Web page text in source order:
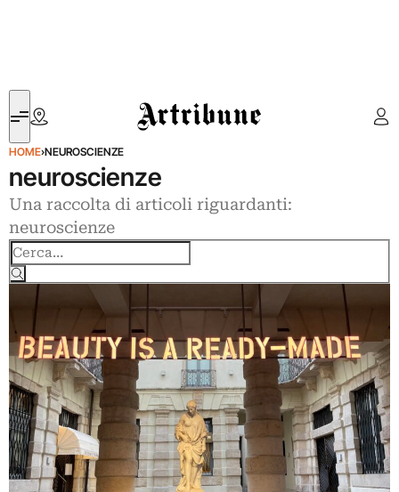
Artribune
HOME›NEUROSCIENZE
neuroscienze
Una raccolta di articoli riguardanti:
neuroscienze
Cerca